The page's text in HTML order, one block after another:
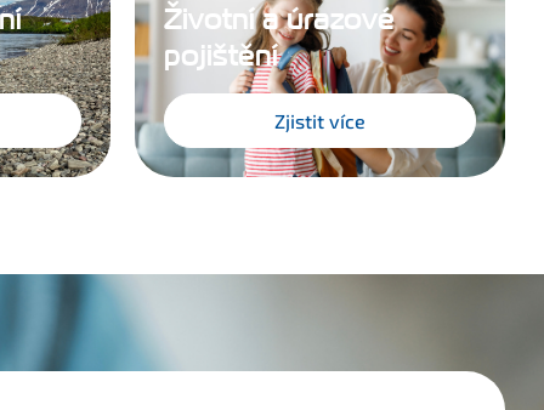
Životní a úrazové
pojištění
Zjistit více